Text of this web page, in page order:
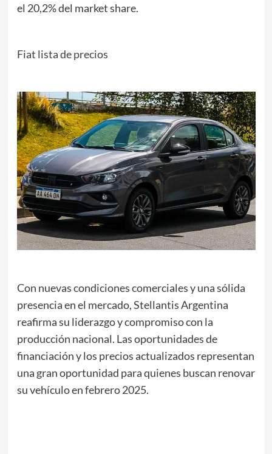
el 20,2% del market share.
Fiat lista de precios
Con nuevas condiciones comerciales y una sólida
presencia en el mercado, Stellantis Argentina
reafirma su liderazgo y compromiso con la
producción nacional. Las oportunidades de
financiación y los precios actualizados representan
una gran oportunidad para quienes buscan renovar
su vehículo en febrero 2025.